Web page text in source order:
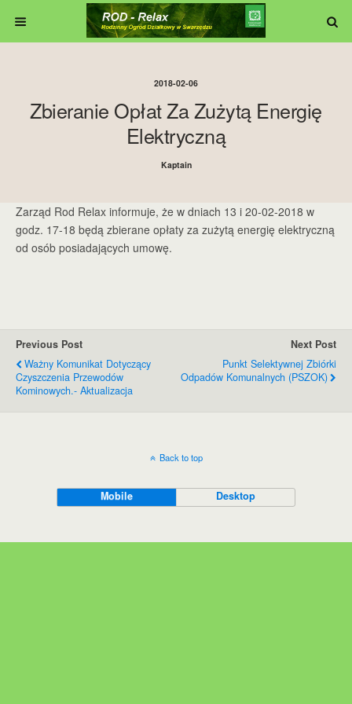
2018-02-06
Zbieranie Opłat Za Zużytą Energię
Elektryczną
Kaptain
Zarząd Rod Relax informuje, że w dniach 13 i 20-02-2018 w
godz. 17-18 będą zbierane opłaty za zużytą energię elektryczną
od osób posiadających umowę.
Previous Post
Ważny Komunikat Dotyczący
Czyszczenia Przewodów
Kominowych.- Aktualizacja
Next Post
Punkt Selektywnej Zbiórki
Odpadów Komunalnych (PSZOK)
Back to top
Mobile Desktop